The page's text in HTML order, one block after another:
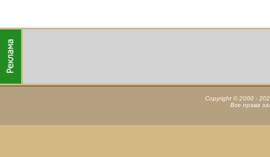
Copyright © 2000 -
Все права